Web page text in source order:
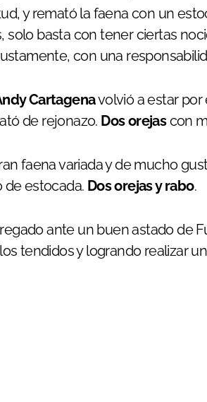
y remató la faena con un
solo basta con tener ciertas
con una
Cartagenavolvió a estar por
de rejonazo. Dos orejascon
faena variada y de mucho
de estocada. Dos orejas y rabo.
ante un buen astado de
tendidos y logrando realizar